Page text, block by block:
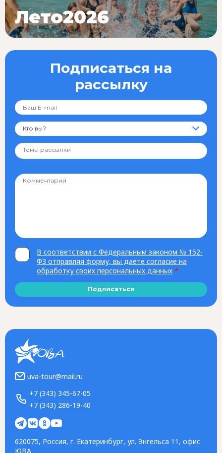
Подписаться на
рассылку
Кто вы?
В соответствии с Федеральным законом № 152-
ФЗ отправляя форму, вы даете согласие на
обработку своих персональных данных *
Подписаться
Лето2026
uva-tour@mail.ru
+7 (343) 345-67-05
+7 (343) 286-19-40
620075, Россия, г. Екатеринбург, ул. Энгельса 11, офис
ЮВА